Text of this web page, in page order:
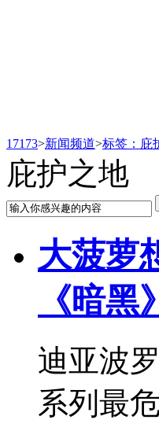
17173>新闻频道>标签：庇
庇护之地
大菠萝
《暗
迪亚波
系列最